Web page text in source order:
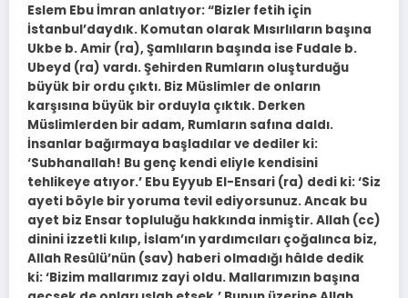
Eslem Ebu İmran anlatıyor: “Bizler fetih için
İstanbul’daydık. Komutan olarak Mısırlıların başına
Ukbe b. Amir (ra), Şamlıların başında ise Fudale b.
Ubeyd (ra) vardı. Şehirden Rumların oluşturduğu
büyük bir ordu çıktı. Biz Müslimler de onların
karşısına büyük bir orduyla çıktık. Derken
Müslimlerden bir adam, Rumların safına daldı.
İnsanlar bağırmaya başladılar ve dediler ki:
‘Subhanallah! Bu genç kendi eliyle kendisini
tehlikeye atıyor.’ Ebu Eyyub El-Ensari (ra) dedi ki: ‘Siz
ayeti böyle bir yoruma tevil ediyorsunuz. Ancak bu
ayet biz Ensar topluluğu hakkında inmiştir. Allah (cc)
dinini izzetli kılıp, İslam’ın yardımcıları çoğalınca biz,
Allah Resûlü’nün (sav) haberi olmadığı hâlde dedik
ki: ‘Bizim mallarımız zayi oldu. Mallarımızın başına